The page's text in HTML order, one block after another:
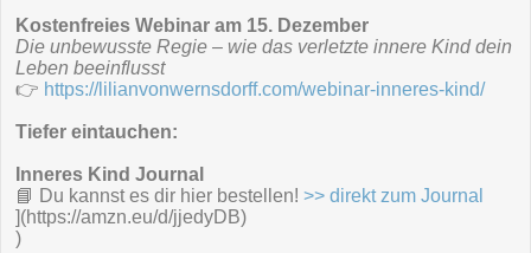
Kostenfreies Webinar am 15. Dezember
Die unbewusste Regie – wie das verletzte innere Kind dein
Leben beeinflusst
👉 https://lilianvonwernsdorff.com/webinar-inneres-kind/
Tiefer eintauchen:
Inneres Kind Journal
📘 Du kannst es dir hier bestellen! >> direkt zum Journal
](https://amzn.eu/d/jjedyDB)
)